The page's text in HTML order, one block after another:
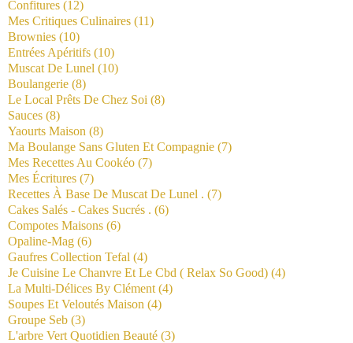
Confitures (12)
Mes Critiques Culinaires (11)
Brownies (10)
Entrées Apéritifs (10)
Muscat De Lunel (10)
Boulangerie (8)
Le Local Prêts De Chez Soi (8)
Sauces (8)
Yaourts Maison (8)
Ma Boulange Sans Gluten Et Compagnie (7)
Mes Recettes Au Cookéo (7)
Mes Écritures (7)
Recettes À Base De Muscat De Lunel . (7)
Cakes Salés - Cakes Sucrés . (6)
Compotes Maisons (6)
Opaline-Mag (6)
Gaufres Collection Tefal (4)
Je Cuisine Le Chanvre Et Le Cbd ( Relax So Good) (4)
La Multi-Délices By Clément (4)
Soupes Et Veloutés Maison (4)
Groupe Seb (3)
L'arbre Vert Quotidien Beauté (3)